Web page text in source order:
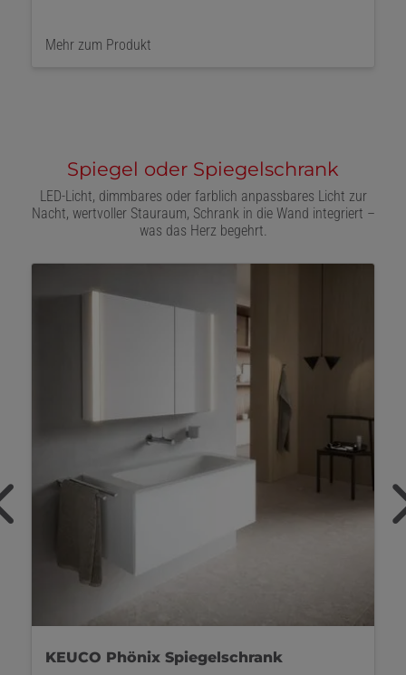
Spiegel oder Spiegelschrank
LED-Licht, dimmbares oder farblich anpassbares Licht zur
Nacht, wertvoller Stauraum, Schrank in die Wand integriert –
was das Herz begehrt.
KEUCO Phönix Spiegelschrank